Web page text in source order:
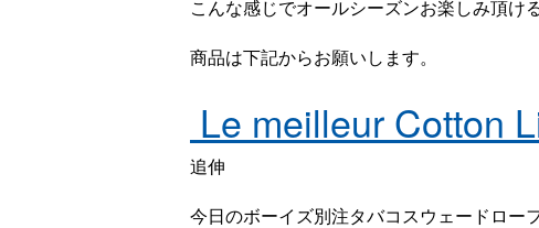
こんな感じでオールシーズンお楽しみ頂け
商品は下記からお願いします。
Le meilleur Cotton
追伸
今日のボーイズ別注タバコスウェードロー